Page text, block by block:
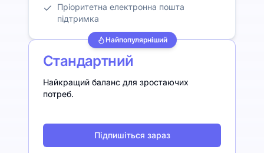
Пріоритетна електронна пошта
підтримка
Найпопулярніший
Стандартний
Найкращий баланс для зростаючих
потреб.
Підпишіться зараз